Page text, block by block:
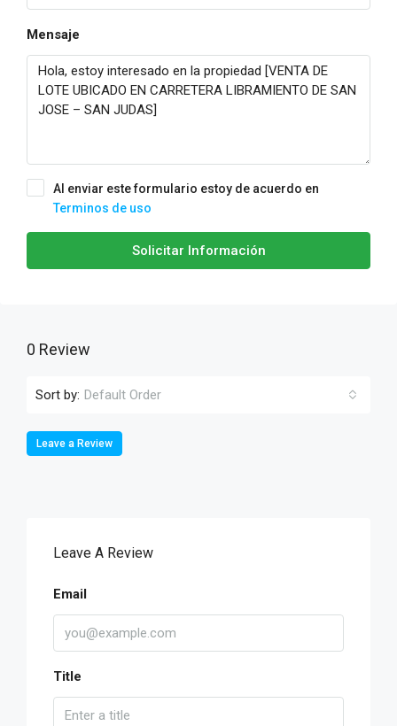
Mensaje
Al enviar este formulario estoy de acuerdo en
Terminos de uso
Solicitar Información
0 Review
Sort by: Default Order
Leave a Review
Leave A Review
Email
Title